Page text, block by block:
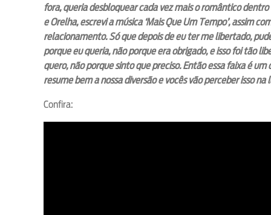
fora, queria desbloquear cada vez mais o romântico
e Orelha, escrevi a música ‘Mais Que Um Tempo’, assim
relacionamento. Só que depois de eu ter me libertado,
porque eu queria, não porque era obrigado, e isso foi tão
quero, não porque sinto que preciso. Então essa faixa é
resume bem a nossa diversão e vocês vão perceber isso na
Confira: